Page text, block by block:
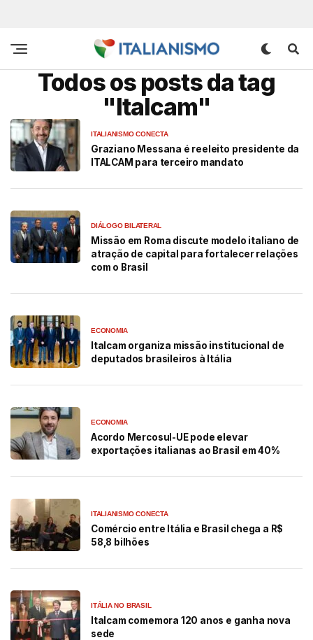
Todos os posts da tag
"Italcam"
ITALIANISMO CONECTA
Graziano Messana é reeleito presidente da
ITALCAM para terceiro mandato
DIÁLOGO BILATERAL
Missão em Roma discute modelo italiano de
atração de capital para fortalecer relações
com o Brasil
ECONOMIA
Italcam organiza missão institucional de
deputados brasileiros à Itália
ECONOMIA
Acordo Mercosul-UE pode elevar
exportações italianas ao Brasil em 40%
ITALIANISMO CONECTA
Comércio entre Itália e Brasil chega a R$
58,8 bilhões
ITÁLIA NO BRASIL
Italcam comemora 120 anos e ganha nova
sede